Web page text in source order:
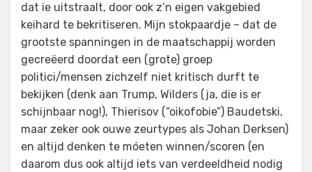
dat ie uitstraalt, door ook z’n eigen vakgebied
keihard te bekritiseren. Mijn stokpaardje – dat de
grootste spanningen in de maatschappij worden
gecreëerd doordat een (grote) groep
politici/mensen zichzelf niet kritisch durft te
bekijken (denk aan Trump, Wilders (ja, die is er
schijnbaar nog!), Thierisov (“oikofobie”) Baudetski,
maar zeker ook ouwe zeurtypes als Johan Derksen)
en altijd denken te móeten winnen/scoren (en
daarom dus ook altijd iets van verdeeldheid nodig